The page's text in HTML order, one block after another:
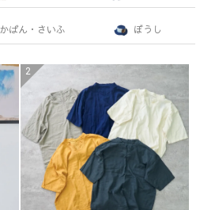
かばん・さいふ ぼうし